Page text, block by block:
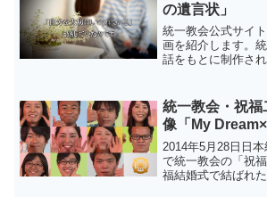
の遺言状」
統一教会公式サイ
画を紹介します。
話をもとに制作さ
は夫婦をテーマに
統一教会・祝
像「My
2014年5月28日日
で統一教会の「祝
福結婚式で結ばれ